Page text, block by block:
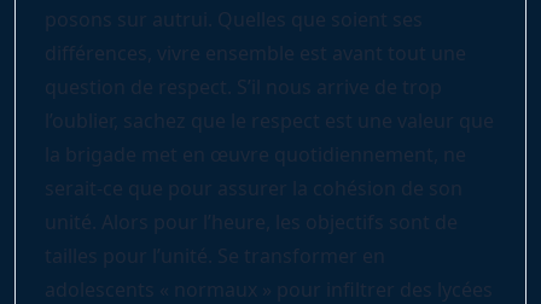
posons sur autrui. Quelles que soient ses
différences, vivre ensemble est avant tout une
question de respect. S’il nous arrive de trop
l’oublier, sachez que le respect est une valeur que
la brigade met en œuvre quotidiennement, ne
serait-ce que pour assurer la cohésion de son
unité. Alors pour l’heure, les objectifs sont de
tailles pour l’unité. Se transformer en
adolescents « normaux » pour infiltrer des lycées